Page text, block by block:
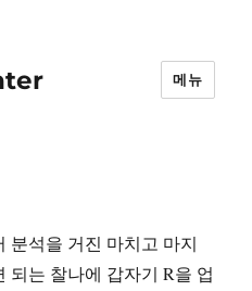
메뉴
분석을 거진 마치고 마지
되는 찰나에 갑자기 R을 업